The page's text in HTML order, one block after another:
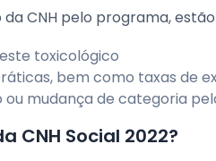
CNH pelo programa,
toxicológico
bem como taxas de
ou mudança de categoria
CNH Social 2022?